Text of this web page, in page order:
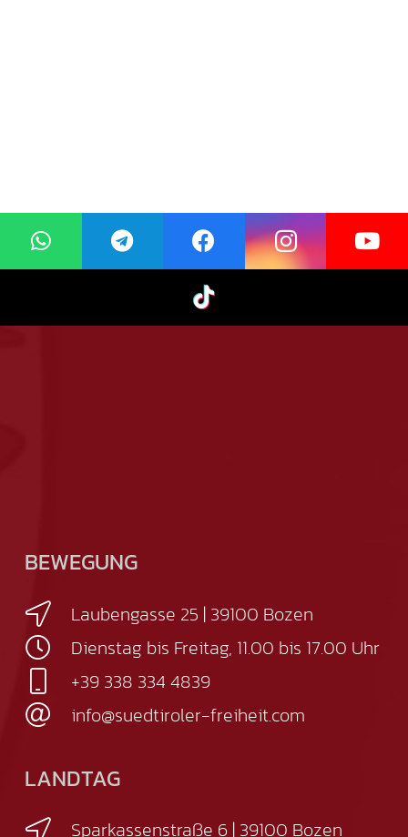
BEWEGUNG
Laubengasse 25 | 39100 Bozen
Dienstag bis Freitag, 11.00 bis 17.00 Uhr
+39 338 334 4839
info@suedtiroler-freiheit.com
LANDTAG
Sparkassenstraße 6 | 39100 Bozen